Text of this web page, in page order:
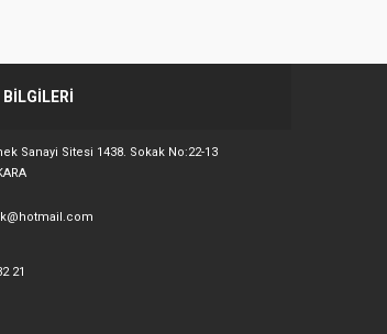
Sanayi Sitesi 1438. Sokak No:22-13
21